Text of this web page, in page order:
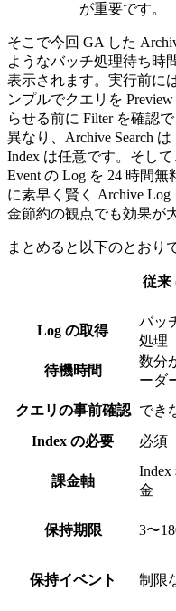
が重要です。
そこで今回 GA した
ようなバッチ処理待ち時
表示されます。実行前に
ンプルでクエリを
らせる前に Filter を確認
異なり、Archive Search
Index は任意です。そし
Event の Log を 24 時間
に素早く賢く Archive
金節約の観点でも効果が
まとめると以下のとおり
従来
Log の取得
バッ
処理
待機時間
数分
ーダ
クエリの事前確認 でき
Index の必要
必須
課金軸
Index
金
保持期限
3〜
保持イベント 制限